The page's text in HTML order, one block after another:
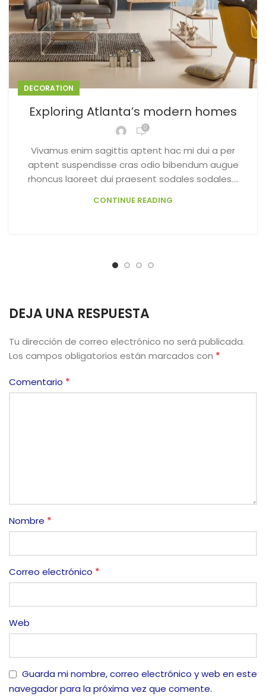
DECORATION
Exploring Atlanta’s modern homes
0
Vivamus enim sagittis aptent hac mi dui a per
aptent suspendisse cras odio bibendum augue
rhoncus laoreet dui praesent sodales sodales....
CONTINUE READING
DEJA UNA RESPUESTA
Tu dirección de correo electrónico no será publicada.
Los campos obligatorios están marcados con *
Comentario *
Nombre *
Correo electrónico *
Web
Guarda mi nombre, correo electrónico y web en este
navegador para la próxima vez que comente.